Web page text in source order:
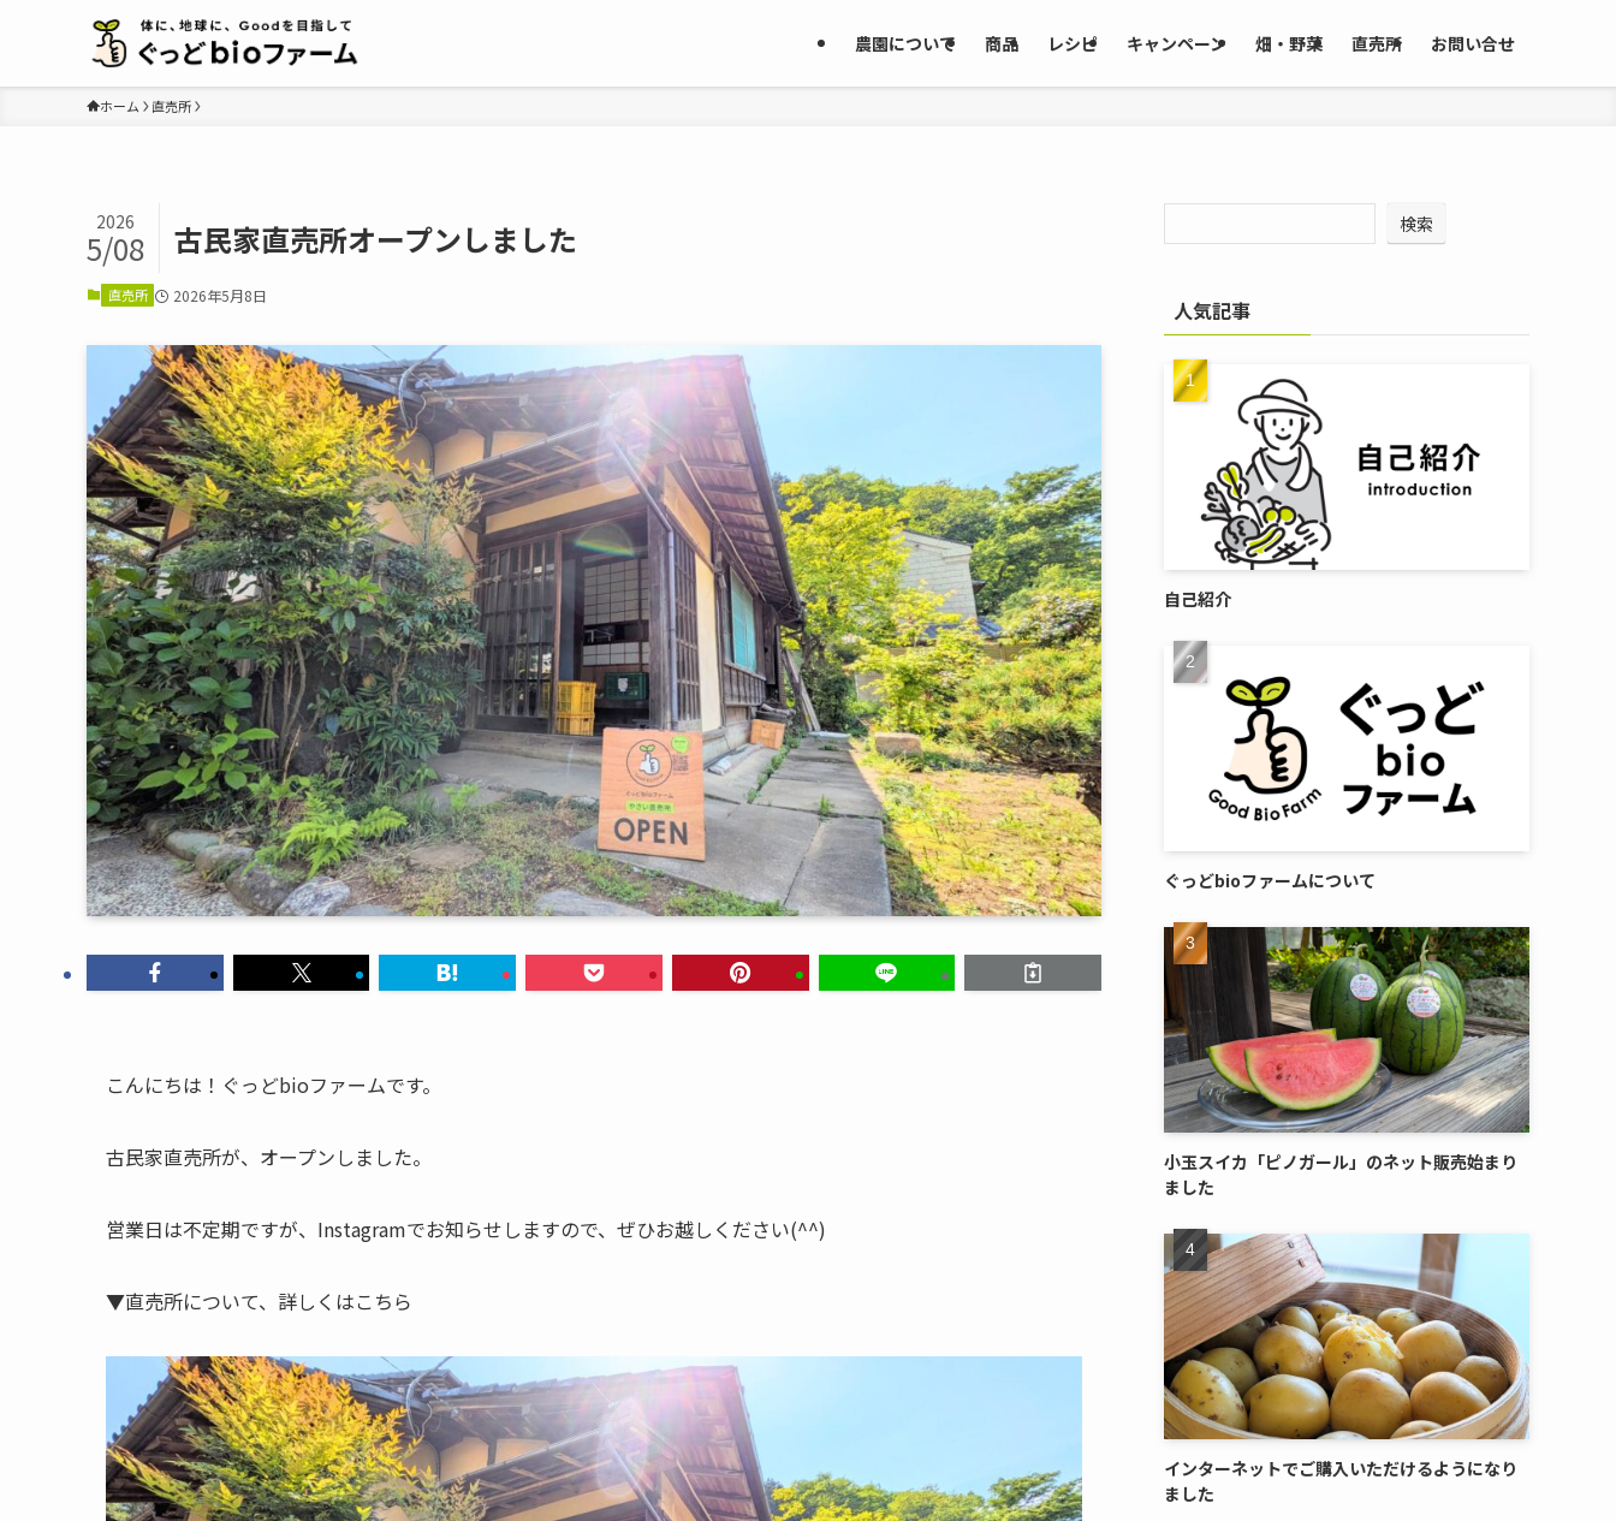
農園について 商品 レシピ キャンペーン 畑・野菜 直売所 お問い合せ
ホーム 直売所
古民家直売所オープンしました
2026
5/08
直売所 2026年5月8日
こんにちは！ぐっどbioファームです。
古民家直売所が、オープンしました。
営業日は不定期ですが、Instagramでお知らせしますので、ぜひお越しください(^^)
▼直売所について、詳しくはこちら
検索
人気記事
自己紹介
ぐっどbioファームについて
小玉スイカ「ピノガール」のネット販売始まり
ました
インターネットでご購入いただけるようになり
ました